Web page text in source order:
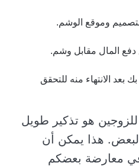
وموقع الوشم.
المال مقابل وشم.
بعد الانتهاء منه للتحقق
هو تذكير طويل
هذا يمكن أن
في معارضة بعضكم